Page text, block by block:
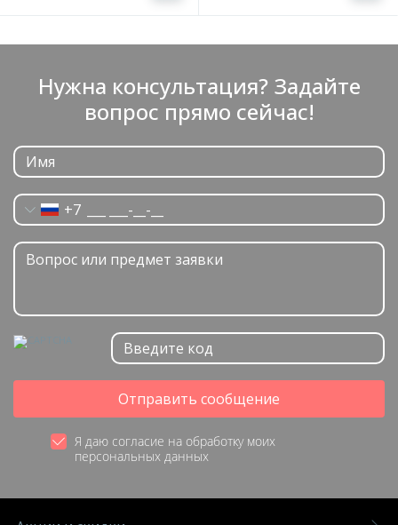
Нужна консультация? Задайте
вопрос прямо сейчас!
+7
Отправить сообщение
Я даю согласие на обработку моих
персональных данных